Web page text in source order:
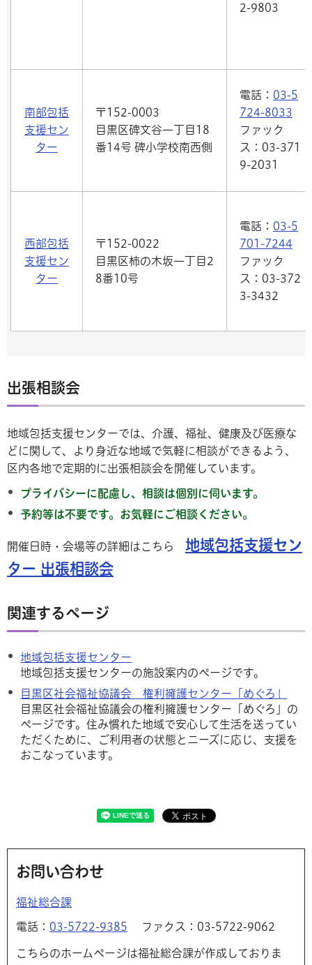
2-9803
南部包括
支援セン
ター
〒152-0003
目黒区碑文谷一丁目18
番14号 碑小学校南西側
電話： 03-5
724-8033
ファック
ス：03-371
9-2031
西部包括
支援セン
ター
〒152-0022
目黒区柿の木坂一丁目2
8番10号
電話： 03-5
701-7244
ファック
ス：03-372
3-3432
出張相談会
地域包括支援センターでは、介護、福祉、健康及び医療な
どに関して、より身近な地域で気軽に相談ができるよう、
区内各地で定期的に出張相談会を開催しています。
プライバシーに配慮し、相談は個別に伺います。
予約等は不要です。お気軽にご相談ください。
開催日時・会場等の詳細はこちら 地域包括支援セン
ター 出張相談会
関連するページ
地域包括支援センター
地域包括支援センターの施設案内のページです。
目黒区社会福祉協議会 権利擁護センター「めぐろ」
目黒区社会福祉協議会の権利擁護センター「めぐろ」の
ページです。住み慣れた地域で安心して生活を送ってい
ただくために、ご利用者の状態とニーズに応じ、支援を
おこなっています。
お問い合わせ
福祉総合課
電話： 03-5722-9385 ファクス：03-5722-9062
こちらのホームページは福祉総合課が作成しておりま